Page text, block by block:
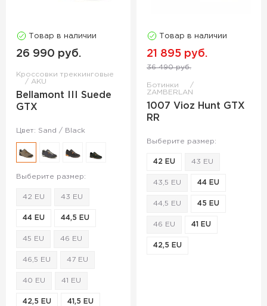
Товар в наличии
26 990 руб.
Кроссовки треккинговые
AKU
Bellamont III Suede
GTX
Цвет: Sand / Black
Выберите размер:
42 EU 43 EU
44 EU 44,5 EU
45 EU 46 EU
46,5 EU 47 EU
40 EU 41 EU
42,5 EU 41,5 EU
Товар в наличии
21 895 руб.
36 490 руб.
Ботинки
ZAMBERLAN
1007 Vioz Hunt GTX
RR
Выберите размер:
42 EU 43 EU
43,5 EU 44 EU
44,5 EU 45 EU
46 EU 41 EU
42,5 EU